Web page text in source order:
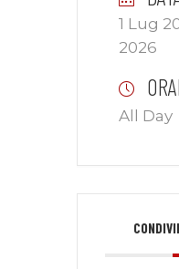
1 Lug
2026
All Day